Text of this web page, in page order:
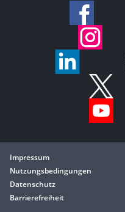
Impressum
Nutzungsbedingungen
Datenschutz
Barrierefreiheit